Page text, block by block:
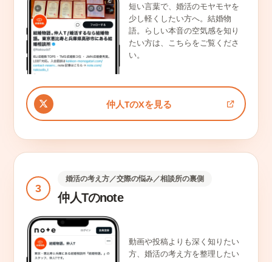
短い言葉で、婚活のモヤモヤを
少し軽くしたい方へ。結婚物
語。らしい本音の空気感を知り
たい方は、こちらをご覧くださ
い。
仲人TのXを見る
3
婚活の考え方／交際の悩み／相談所の裏側
仲人Tのnote
動画や投稿よりも深く知りたい
方、婚活の考え方を整理したい